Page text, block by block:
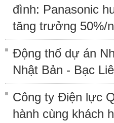
đình: Panasonic
tăng trưởng 50%/
Động thổ dự án
Nhật Bản - Bạc
Công ty Điện lực
hành cùng khách